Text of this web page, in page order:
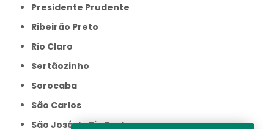
Presidente Prudente
Ribeirão Preto
Rio Claro
Sertãozinho
Sorocaba
São Carlos
São José do Rio Preto